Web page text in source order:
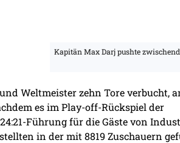
Kapitän Max Darj pushte
Weltmeister zehn Tore verbucht,
es im Play-off-Rückspiel der
Führung für die Gäste von
in der mit 8819 Zuschauern